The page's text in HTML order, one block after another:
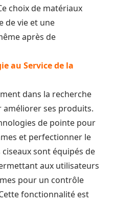
choix de matériaux
de vie et une
après de
au Service de la
dans la recherche
ses produits.
de pointe pour
et perfectionner le
sont équipés de
aux utilisateurs
pour un contrôle
fonctionnalité est